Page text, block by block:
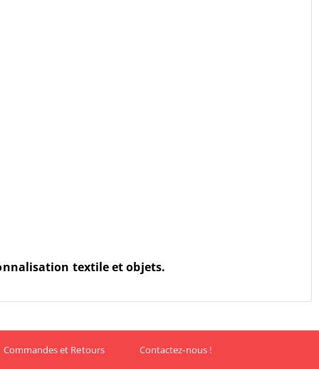
textile et objets.
Commandes et Retours Contactez-nous !